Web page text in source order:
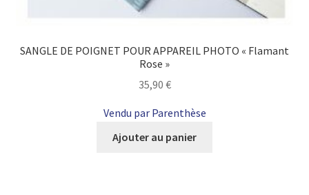
SANGLE DE POIGNET POUR APPAREIL PHOTO « Flamant
Rose »
35,90 €
Vendu par Parenthèse
Ajouter au panier